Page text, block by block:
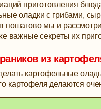
приготовления
оладки с грибами,
пошагово мы и
важные секреты их
из
картофельные
картофеля делаются